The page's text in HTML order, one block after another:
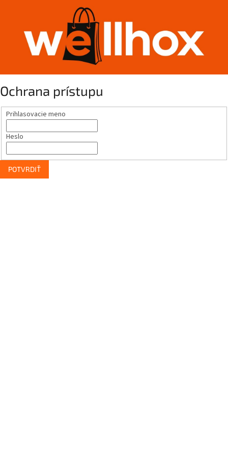
Ochrana prístupu
Prihlasovacie meno
Heslo
POTVRDIŤ